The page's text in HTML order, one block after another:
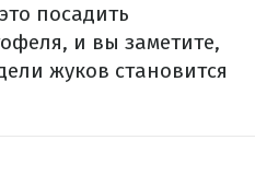
посадить
и вы заметите,
жуков становится